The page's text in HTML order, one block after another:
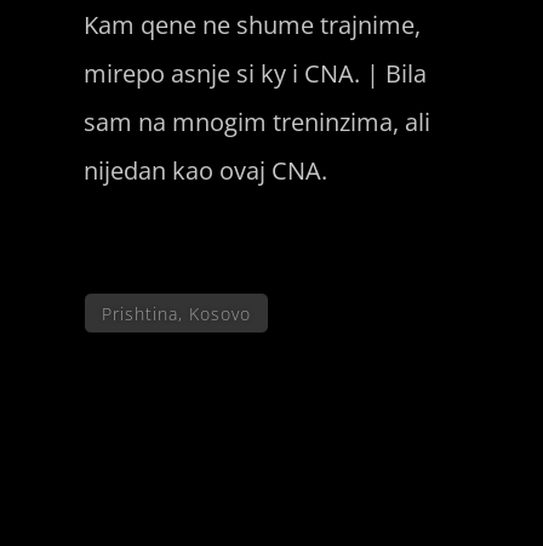
Kam qene ne shume trajnime,
mirepo asnje si ky i CNA. | Bila
sam na mnogim treninzima, ali
nijedan kao ovaj CNA.
Prishtina, Kosovo